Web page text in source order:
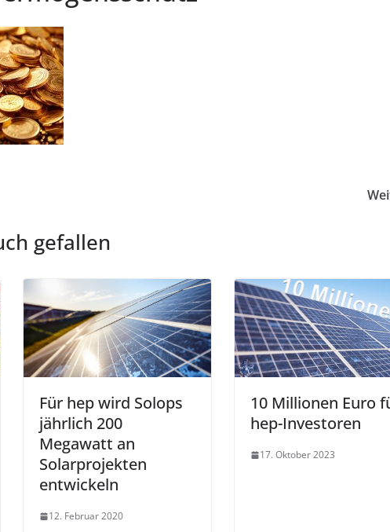
gefallen
Für hep wird Solops
jährlich 200
Megawatt an
Solarprojekten
entwickeln
12. Februar 2020
10 Millionen Euro
hep-Investoren
17. Oktober 2023